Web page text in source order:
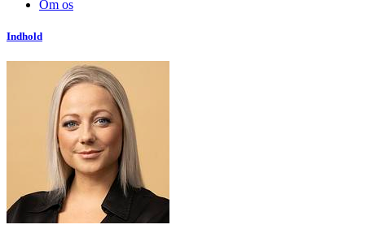
Om os
Indhold